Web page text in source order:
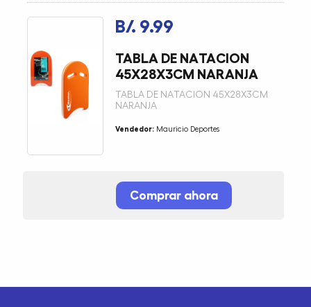
B/. 9.99
TABLA DE NATACION
45X28X3CM NARANJA
TABLA DE NATACION 45X28X3CM
NARANJA
Vendedor: Mauricio Deportes
Comprar ahora